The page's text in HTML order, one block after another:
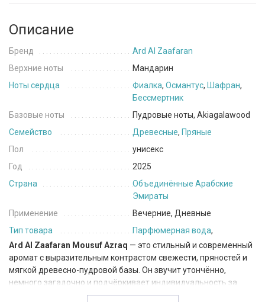
Описание
Бренд
Ard Al Zaafaran
Верхние ноты
Мандарин
Ноты сердца
Фиалка, Османтус, Шафран,
Бессмертник
Базовые ноты
Пудровые ноты, Akiagalawood
Семейство
Древесные, Пряные
Пол
унисекс
Год
2025
Страна
Объединённые Арабские
Эмираты
Применение
Вечерние, Дневные
Тип товара
Парфюмерная вода,
Ard Al Zaafaran Mousuf Azraq — это стильный и современный
аромат с выразительным контрастом свежести, пряностей и
мягкой древесно-пудровой базы. Он звучит утончённо,
немного загадочно и подчёркивает индивидуальность за
счёт необычного сочетания нот.